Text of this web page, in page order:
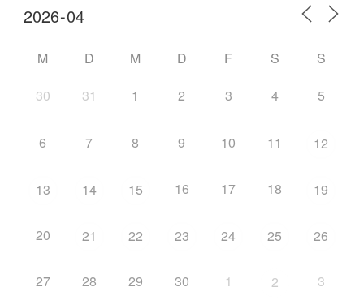
M D M D F S S
30 31 1 2 3 4 5
6 7 8 9 10 11 12
13 14 15 16 17 18 19
20 21 22 23 24 25 26
27 28 29 30 1 2 3